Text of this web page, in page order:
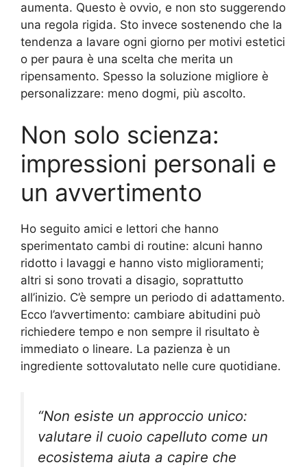
aumenta. Questo è ovvio, e non sto suggerendo
una regola rigida. Sto invece sostenendo che la
tendenza a lavare ogni giorno per motivi estetici
o per paura è una scelta che merita un
ripensamento. Spesso la soluzione migliore è
personalizzare: meno dogmi, più ascolto.
Non solo scienza:
impressioni personali e
un avvertimento
Ho seguito amici e lettori che hanno
sperimentato cambi di routine: alcuni hanno
ridotto i lavaggi e hanno visto miglioramenti;
altri si sono trovati a disagio, soprattutto
all’inizio. C’è sempre un periodo di adattamento.
Ecco l’avvertimento: cambiare abitudini può
richiedere tempo e non sempre il risultato è
immediato o lineare. La pazienza è un
ingrediente sottovalutato nelle cure quotidiane.
“Non esiste un approccio unico:
valutare il cuoio capelluto come un
ecosistema aiuta a capire che